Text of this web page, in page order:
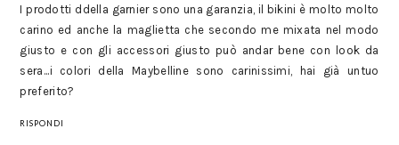
I prodotti ddella garnier sono una garanzia, il bikini è molto molto
carino ed anche la maglietta che secondo me mixata nel modo
giusto e con gli accessori giusto può andar bene con look da
sera...i colori della Maybelline sono carinissimi, hai già untuo
preferito?
RISPONDI